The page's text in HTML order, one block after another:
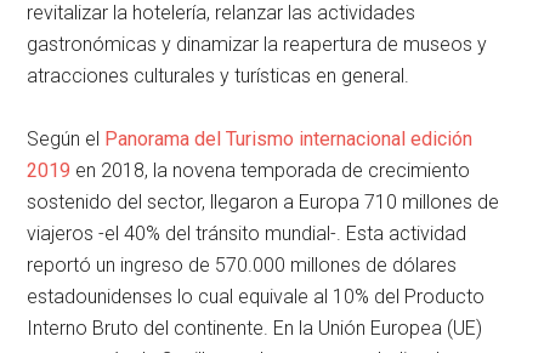
revitalizar la hotelería, relanzar las actividades
gastronómicas y dinamizar la reapertura de museos y
atracciones culturales y turísticas en general.
Según el Panorama del Turismo internacional edición
2019 en 2018, la novena temporada de crecimiento
sostenido del sector, llegaron a Europa 710 millones de
viajeros -el 40% del tránsito mundial-. Esta actividad
reportó un ingreso de 570.000 millones de dólares
estadounidenses lo cual equivale al 10% del Producto
Interno Bruto del continente. En la Unión Europea (UE)